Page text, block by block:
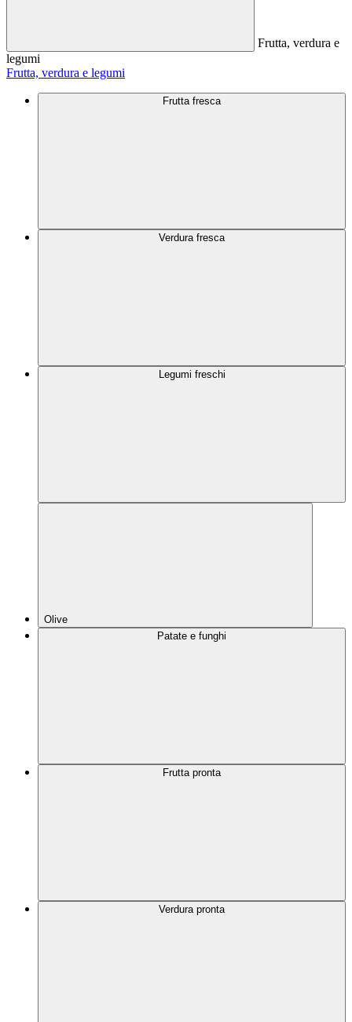
Frutta, verdura e
legumi
Frutta, verdura e legumi
Frutta fresca
Verdura fresca
Legumi freschi
Olive
Patate e funghi
Frutta pronta
Verdura pronta